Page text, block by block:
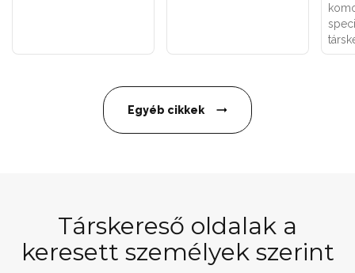
Egyéb cikkek
Társkereső oldalak a
keresett személyek szerint